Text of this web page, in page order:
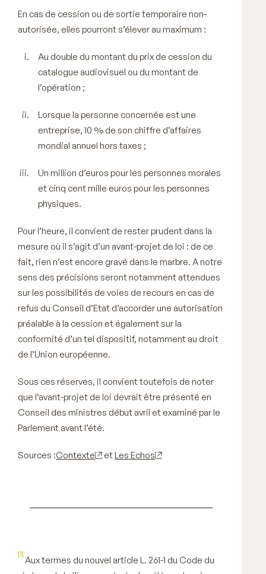
En cas de cession ou de sortie temporaire non-
autorisée, elles pourront s’élever au maximum :
Au double du montant du prix de cession du
catalogue audiovisuel ou du montant de
l’opération ;
Lorsque la personne concernée est une
entreprise, 10 % de son chiffre d’affaires
mondial annuel hors taxes ;
Un million d’euros pour les personnes morales
et cinq cent mille euros pour les personnes
physiques.
Pour l’heure, il convient de rester prudent dans la
mesure où il s’agit d’un avant-projet de loi : de ce
fait, rien n’est encore gravé dans le marbre. A notre
sens des précisions seront notamment attendues
sur les possibilités de voies de recours en cas de
refus du Conseil d’Etat d’accorder une autorisation
préalable à la cession et également sur la
conformité d’un tel dispositif, notamment au droit
de l’Union européenne.
Sous ces réserves, il convient toutefois de noter
que l’avant-projet de loi devrait être présenté en
Conseil des ministres début avril et examiné par le
Parlement avant l’été.
Sources :Contexte etLes Echos
[1]
Aux termes du nouvel article L. 261-1 du Code du